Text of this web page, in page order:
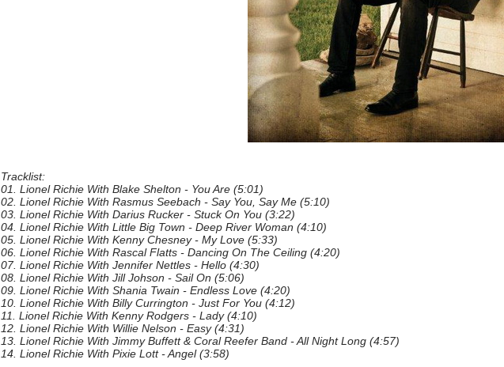
Tracklist:
01. Lionel Richie With Blake Shelton - You Are (5:01)
02. Lionel Richie With Rasmus Seebach - Say You, Say Me (5:10)
03. Lionel Richie With Darius Rucker - Stuck On You (3:22)
04. Lionel Richie With Little Big Town - Deep River Woman (4:10)
05. Lionel Richie With Kenny Chesney - My Love (5:33)
06. Lionel Richie With Rascal Flatts - Dancing On The Ceiling (4:20)
07. Lionel Richie With Jennifer Nettles - Hello (4:30)
08. Lionel Richie With Jill Johson - Sail On (5:06)
09. Lionel Richie With Shania Twain - Endless Love (4:20)
10. Lionel Richie With Billy Currington - Just For You (4:12)
11. Lionel Richie With Kenny Rodgers - Lady (4:10)
12. Lionel Richie With Willie Nelson - Easy (4:31)
13. Lionel Richie With Jimmy Buffett & Coral Reefer Band - All Night Long (4:57)
14. Lionel Richie With Pixie Lott - Angel (3:58)